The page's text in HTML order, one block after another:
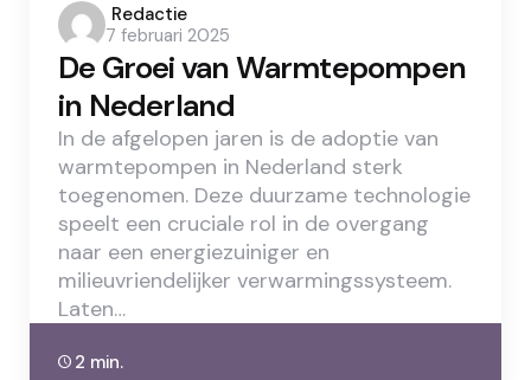
Posted
by
Redactie
7 februari 2025
De Groei van Warmtepompen
in Nederland
In de afgelopen jaren is de adoptie van
warmtepompen in Nederland sterk
toegenomen. Deze duurzame technologie
speelt een cruciale rol in de overgang
naar een energiezuiniger en
milieuvriendelijker verwarmingssysteem.
Laten…
2 min.